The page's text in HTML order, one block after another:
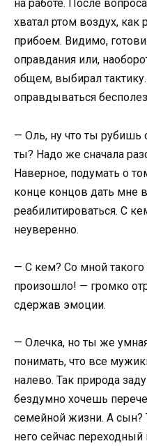
на работе. После
хватал ртом воздух,
прибоем. Видимо,
оправдания или,
общем, выбирал
оправдываться
— Оль, ну что ты рубишь
ты? Надо же сначала
Наверное, подумать о
конце концов дать мне
реабилитироваться. С
неуверенно.
— С кем? Со мной
произошло! — громко
сдержав эмоции.
— Олечка, но ты же
понимать, что все
налево. Так природа
бездумно хочешь
семейной жизни. А
него сейчас